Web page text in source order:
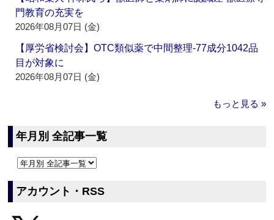
門教育の充実を
2026年08月07日 (金)
【厚労省検討会】OTC類似薬で中間整理‐77成分1042品
目が対象に
2026年08月07日 (金)
もっと見る »
年月別 全記事一覧
アカウント・RSS